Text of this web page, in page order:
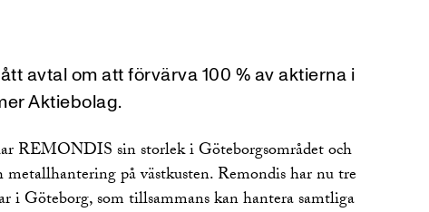
avtal om att förvärva 100 % av aktierna i
Aktiebolag.
REMONDIS sin storlek i Göteborgsområdet och
på västkusten. Remondis har nu tre
i Göteborg, som tillsammans kan hantera samtliga